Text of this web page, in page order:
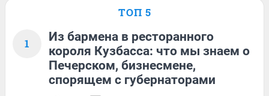
ТОП 5
1
Из бармена в ресторанного
короля Кузбасса: что мы знаем о
Печерском, бизнесмене,
спорящем с губернаторами